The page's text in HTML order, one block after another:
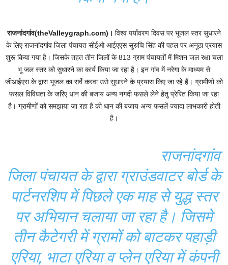
राजनांदगांव(theValleygraph.com)। विश्व पर्यावरण दिवस पर भूजल स्तर सुधारने
के लिए राजनांदगांव जिला पंचायत सीईओ आईएएस सुरुचि सिंह की पहल पर अनूठा प्रयास
शुरू किया गया है। जिसके तहत तीन जिलों के 813 ग्राम पंचायतों में मिशन जल रक्षा चला
भू जल स्तर को सुधारने का कार्य किया जा रहा है। इन गांव में नरेगा के माध्यम से
जीआईएस के द्वारा भूजल का सर्वे करवा उसे सुधारने के प्रयास किए जा रहे हैं। ग्रामीणों को
फसल विविधता के जरिए धान की बजाय अन्य नगदी फसले लेने हेतु प्रेरित किया जा रहा
है। ग्रामीणों को समझाया जा रहा है की धान की बजाय अन्य फसलें ज्यादा लाभकारी होती
है।
राजनांदगांव
जिला पंचायत के द्वारा ग्राउंडवाटर बोर्ड के
पार्टनरशिप में पिछले एक माह से युद्ध स्तर
पर अभियान चलाया जा रहा है। जिसमे
तीन कैटेगरी में ग्रामों को बाटकर पहाड़ी
एरिया, भाटा एरिया व प्लेन एरिया में कंपनी